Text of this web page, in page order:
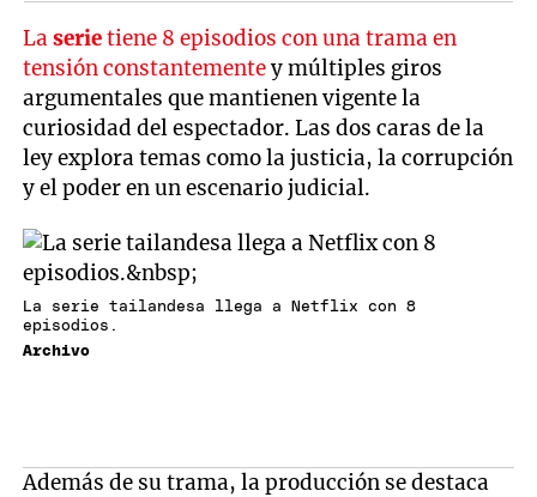
Laserietiene 8 episodios con una trama en
tensión constantementey múltiples giros
argumentales que mantienen vigente la
curiosidad del espectador. Las dos caras de la
ley explora temas como la justicia, la corrupción
y el poder en un escenario judicial.
La serie tailandesa llega a Netflix con 8
episodios.
Archivo
Además de su trama, la producción se destaca